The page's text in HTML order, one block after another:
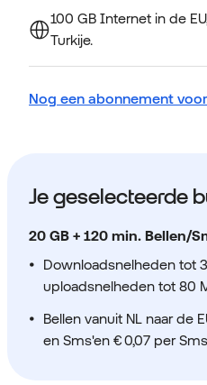
100 GB Internet in de
Turkije.
Nog een abonnement voor
Je geselecteerde
20 GB + 120 min. Bellen/
Downloadsnelheden tot
uploadsnelheden tot 80
Bellen vanuit NL naar de
en Sms'en € 0,07 per